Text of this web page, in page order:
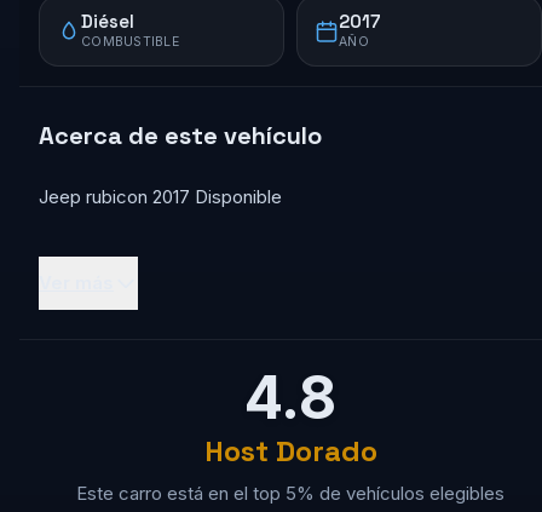
Diésel
COMBUSTIBLE
2017
AÑO
Acerca de este vehículo
Jeep rubicon 2017 Disponible
4.8
Host Dorado
Este carro está en el top 5% de vehículos elegibles